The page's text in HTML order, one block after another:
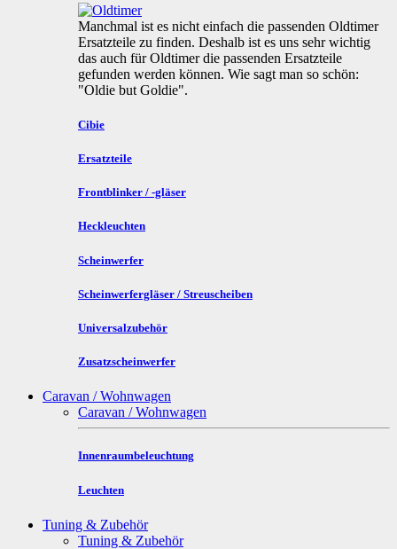
Manchmal ist es nicht einfach die passenden Oldtimer
Ersatzteile zu finden. Deshalb ist es uns sehr wichtig
das auch für Oldtimer die passenden Ersatzteile
gefunden werden können. Wie sagt man so schön:
"Oldie but Goldie".
Cibie
Ersatzteile
Frontblinker / -gläser
Heckleuchten
Scheinwerfer
Scheinwerfergläser / Streuscheiben
Universalzubehör
Zusatzscheinwerfer
Caravan / Wohnwagen
Caravan / Wohnwagen
Innenraumbeleuchtung
Leuchten
Tuning & Zubehör
Tuning & Zubehör